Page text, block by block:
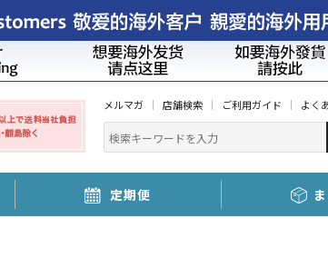
メルマガ 店舗検索 ご利用ガイド よく
定期便